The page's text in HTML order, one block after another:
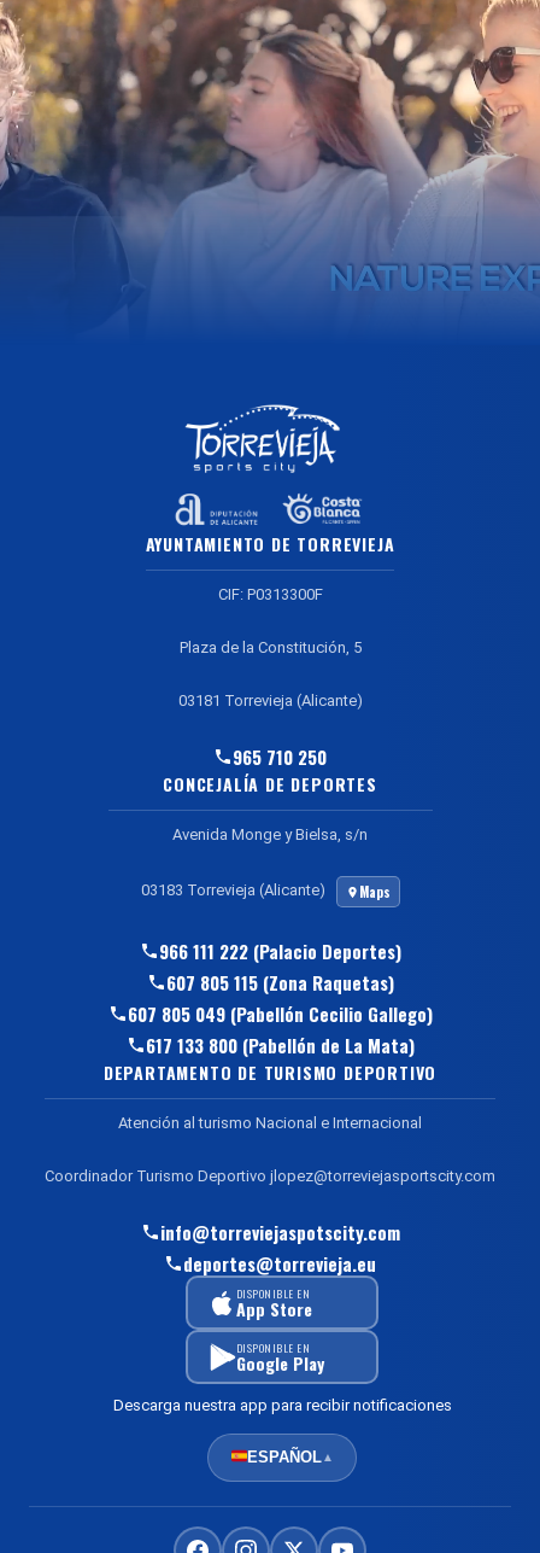
AYUNTAMIENTO DE TORREVIEJA
CIF: P0313300F
Plaza de la Constitución, 5
03181 Torrevieja (Alicante)
965 710 250
CONCEJALÍA DE DEPORTES
Avenida Monge y Bielsa, s/n
03183 Torrevieja (Alicante) Maps
966 111 222 (Palacio Deportes)
607 805 115 (Zona Raquetas)
607 805 049 (Pabellón Cecilio Gallego)
617 133 800 (Pabellón de La Mata)
DEPARTAMENTO DE TURISMO DEPORTIVO
Atención al turismo Nacional e Internacional
Coordinador Turismo Deportivo jlopez@torreviejasportscity.com
info@torreviejaspotscity.com
deportes@torrevieja.eu
DISPONIBLE EN
App Store
DISPONIBLE EN
Google Play
Descarga nuestra app para recibir notificaciones
ESPAÑOL▲